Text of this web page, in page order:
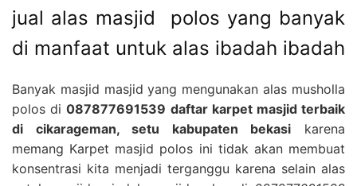
jual alas masjid polos yang banyak
di manfaat untuk alas ibadah ibadah
Banyak masjid masjid yang mengunakan alas musholla
polos di087877691539 daftar karpet masjid terbaik
di cikarageman, setu kabupaten bekasi karena
memang Karpet masjid polos ini tidak akan membuat
konsentrasi kita menjadi terganggu karena selain alas